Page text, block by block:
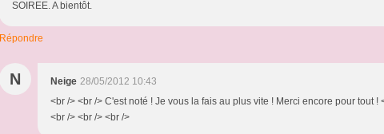
SOIREE. A bientôt.
Répondre
N Neige 28/05/2012 10:43
<br /> <br /> C'est noté ! Je vous la fais au plus vite ! Merci encore pour tout !
<br /> <br /> <br />